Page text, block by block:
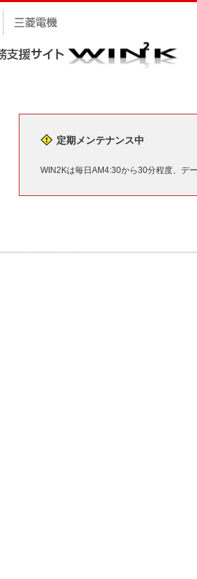
定期メンテナンス中
WIN2Kは毎日AM4:30から30分程度、デ